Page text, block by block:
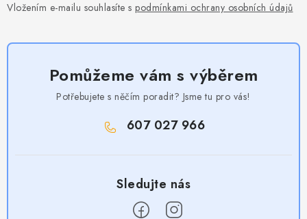
Vložením e-mailu souhlasíte s podmínkami ochrany osobních údajů
Pomůžeme vám s výběrem
Potřebujete s něčím poradit? Jsme tu pro vás!
607 027 966